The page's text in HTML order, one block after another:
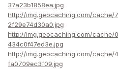
37a23b1858ea.jpg
http://img.geocaching.com/
2f29e74d30a0.jpg
http://img.geocaching.com/cache/
434c0f47ed3e.jpg
http://img.geocaching.com/cache/
fa0709ec3f09.jpg